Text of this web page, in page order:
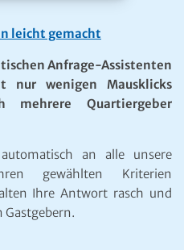
leicht gemacht
Anfrage-Assistenten
nur wenigen Mausklicks
Quartiergeber
an alle unsere
gewählten Kriterien
Ihre Antwort rasch und
Gastgebern.